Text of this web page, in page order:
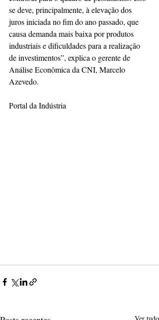
se deve, principalmente, à elevação dos
juros iniciada no fim do ano passado, que
causa demanda mais baixa por produtos
industriais e dificuldades para a realização
de investimentos”, explica o gerente de
Análise Econômica da CNI, Marcelo
Azevedo.
Portal da Indústria